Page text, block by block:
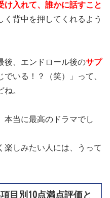
け入れて、誰かに話すこと
く背中を押してくれるよう
後、エンドロール後のサプ
でいる！？（笑）」って、
。
当に最高のドラマでし
楽しみたい人には、うって
目別10点満点評価と